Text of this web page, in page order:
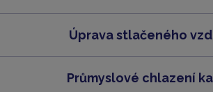
Úprava stlačeného
Průmyslové chlazení